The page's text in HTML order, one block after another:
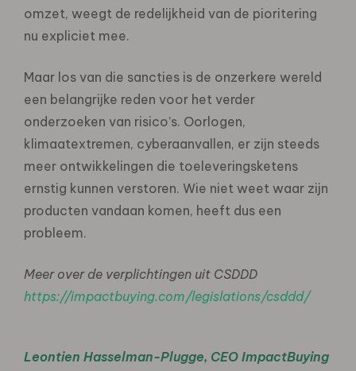
omzet, weegt de redelijkheid van de pioritering
nu expliciet mee.
Maar los van die sancties is de onzerkere wereld
een belangrijke reden voor het verder
onderzoeken van risico’s. Oorlogen,
klimaatextremen, cyberaanvallen, er zijn steeds
meer ontwikkelingen die toeleveringsketens
ernstig kunnen verstoren. Wie niet weet waar zijn
producten vandaan komen, heeft dus een
probleem.
Meer over de verplichtingen uit CSDDD
https://impactbuying.com/legislations/csddd/
Leontien Hasselman-Plugge, CEO ImpactBuying